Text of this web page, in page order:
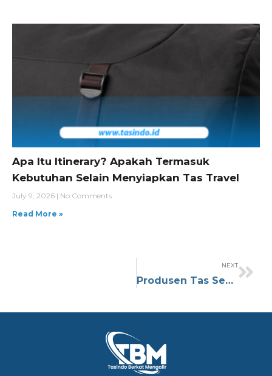
Apa Itu Itinerary? Apakah Termasuk
Kebutuhan Selain Menyiapkan Tas Travel
July 9, 2026
No Comments
Read More »
NEXT
Produsen Tas Seminar Kit Terpercaya dengan Harga Murah